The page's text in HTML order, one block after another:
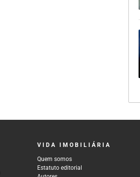
VIDA IMOBILIÁRIA
Quem somos
Estatuto editorial